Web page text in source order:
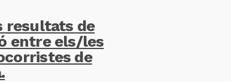
resultats de
entre els/les
de